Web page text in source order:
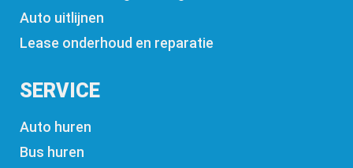
Auto uitlijnen
Lease onderhoud en reparatie
SERVICE
Auto huren
Bus huren